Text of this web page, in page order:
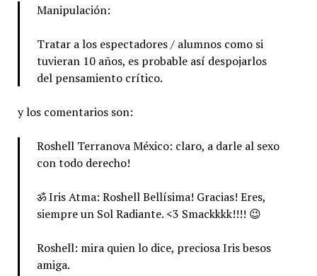
Manipulación:
Tratar a los espectadores / alumnos como si
tuvieran 10 años, es probable así despojarlos
del pensamiento crítico.
y los comentarios son:
Roshell Terranova México: claro, a darle al sexo
con todo derecho!
ॐ Iris Atma: Roshell Bellísima! Gracias! Eres,
siempre un Sol Radiante. <3 Smackkkk!!!! 😉
Roshell: mira quien lo dice, preciosa Iris besos
amiga.